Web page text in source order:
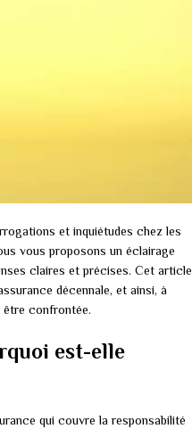
et inquiétudes chez les
vous proposons un éclairage
claires et précises. Cet article
décennale, et ainsi, à
être confrontée.
est-elle
qui couvre la responsabilité